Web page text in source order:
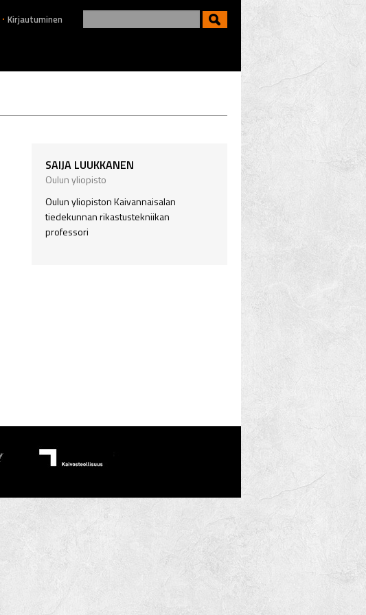
. Kirjautuminen
SAIJA LUUKKANEN
Oulun yliopisto
Oulun yliopiston Kaivannaisalan
tiedekunnan rikastustekniikan
professori